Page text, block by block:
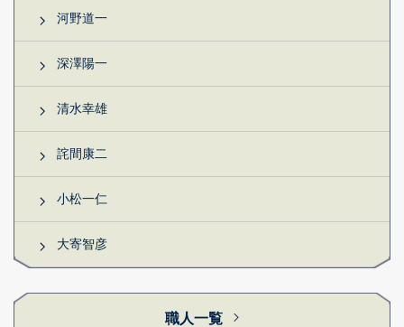
河野道一
深澤陽一
清水幸雄
詫間康二
小松一仁
大寄智彦
職人一覧